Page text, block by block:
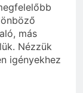
más
Nézzük
igényekhez